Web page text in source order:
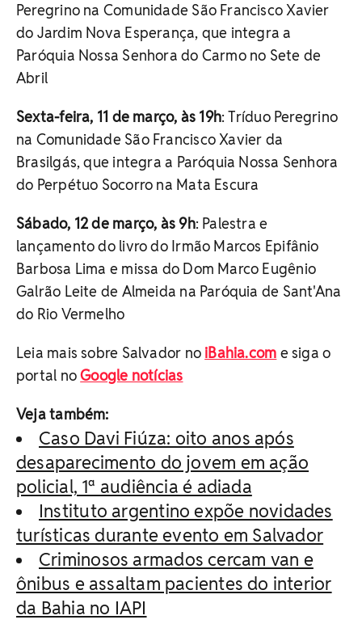
Peregrino na Comunidade São Francisco Xavier
do Jardim Nova Esperança, que integra a
Paróquia Nossa Senhora do Carmo no Sete de
Abril
Sexta-feira, 11 de março, às 19h: Tríduo Peregrino
na Comunidade São Francisco Xavier da
Brasilgás, que integra a Paróquia Nossa Senhora
do Perpétuo Socorro na Mata Escura
Sábado, 12 de março, às 9h: Palestra e
lançamento do livro do Irmão Marcos Epifânio
Barbosa Lima e missa do Dom Marco Eugênio
Galrão Leite de Almeida na Paróquia de Sant'Ana
do Rio Vermelho
Leia mais sobre Salvador no iBahia.com e siga o
portal noGoogle notícias
Veja também:
Caso Davi Fiúza: oito anos após
desaparecimento do jovem em ação
policial, 1ª audiência é adiada
Instituto argentino expõe novidades
turísticas durante evento em Salvador
Criminosos armados cercam van e
ônibus e assaltam pacientes do interior
da Bahia no IAPI